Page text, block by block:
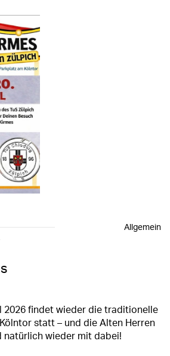
Allgemein
2026 findet wieder die traditionelle
statt – und die Alten Herren
natürlich wieder mit dabei!